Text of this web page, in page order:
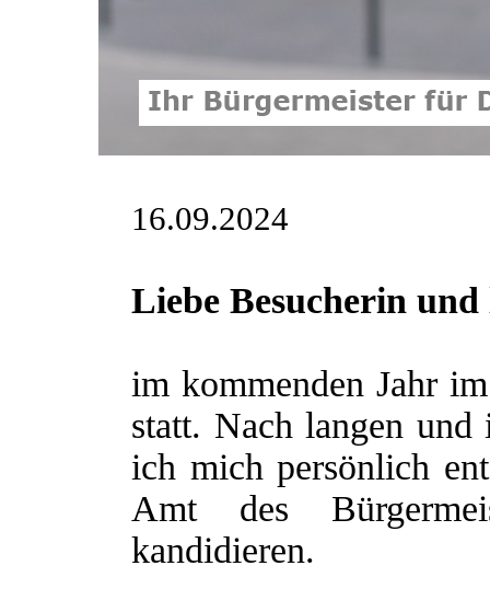
16.09.2024
Liebe Besucherin und
im kommenden Jahr
statt. Nach langen und
ich mich persönlich
Amt des
kandidieren.